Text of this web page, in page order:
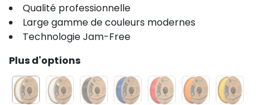
Qualité professionnelle
Large gamme de couleurs modernes
Technologie Jam-Free
Plus d'options